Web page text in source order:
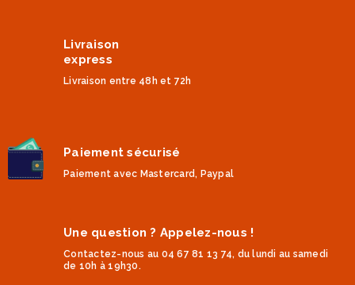
Livraison
express
Livraison entre 48h et 72h
Paiement sécurisé
Paiement avec Mastercard, Paypal
Une question ? Appelez-nous !
Contactez-nous au 04 67 81 13 74, du lundi au samedi
de 10h à 19h30.